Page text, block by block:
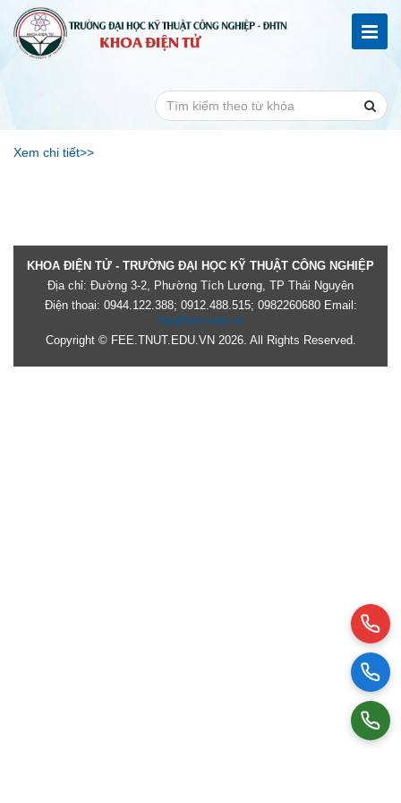
Xem chi tiết>>
KHOA ĐIỆN TỬ - TRƯỜNG ĐẠI HỌC KỸ THUẬT CÔNG NGHIỆP
Địa chỉ: Đường 3-2, Phường Tích Lương, TP Thái Nguyên
Điện thoại: 0944.122.388; 0912.488.515; 0982260680 Email:
fee@tnut.edu.vn
Copyright © FEE.TNUT.EDU.VN 2026. All Rights Reserved.